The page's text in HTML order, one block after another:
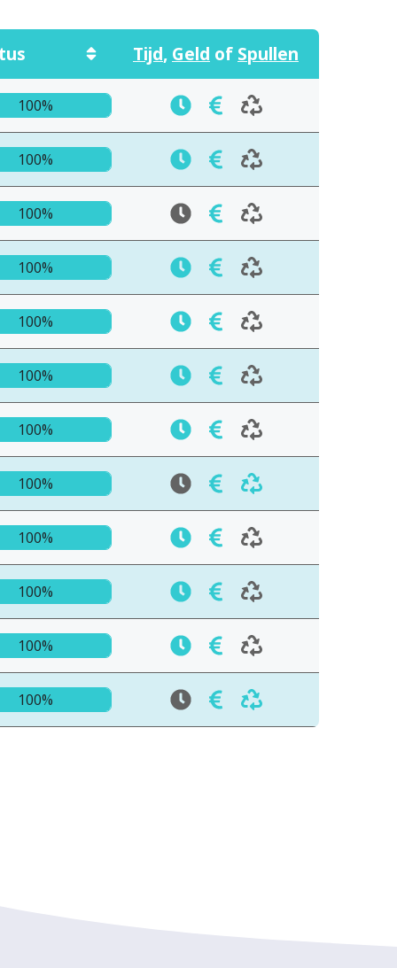
Tijd, Geld of Spullen
100%
100%
100%
100%
100%
100%
100%
100%
100%
100%
100%
100%